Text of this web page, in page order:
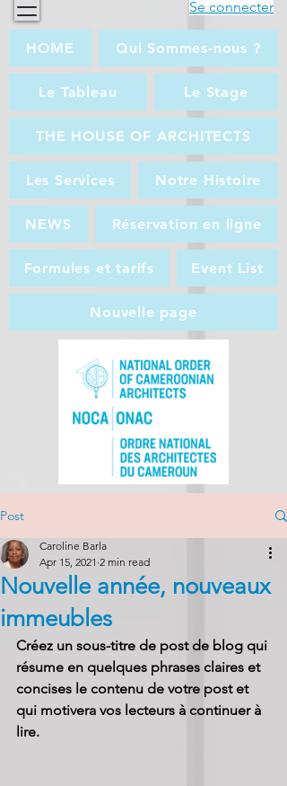
Se connecter
HOME Qui Sommes-nous ?
Le Tableau Le Stage
THE HOUSE OF ARCHITECTS
Les Services Notre Histoire
NEWS Réservation en ligne
Formules et tarifs Event List
Nouvelle page
Post
Nouvelle année, nouveaux
immeubles
Caroline Barla
Apr 15, 2021 2 min read
Créez un sous-titre de post de blog qui
résume en quelques phrases claires et
concises le contenu de votre post et
qui motivera vos lecteurs à continuer à
lire.